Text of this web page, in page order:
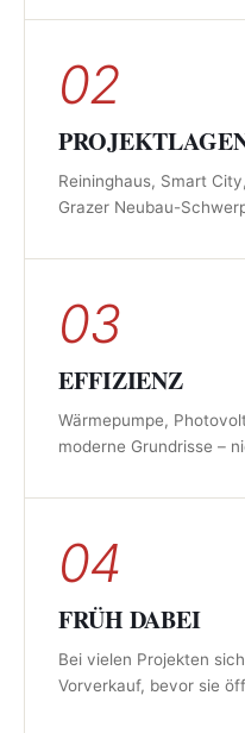
02
Reininghaus, Smart
Grazer Neubau-
03
EFFIZIENZ
Wärmepumpe,
moderne Grundrisse –
04
FRÜH DABEI
Bei vielen Projekten
Vorverkauf, bevor sie